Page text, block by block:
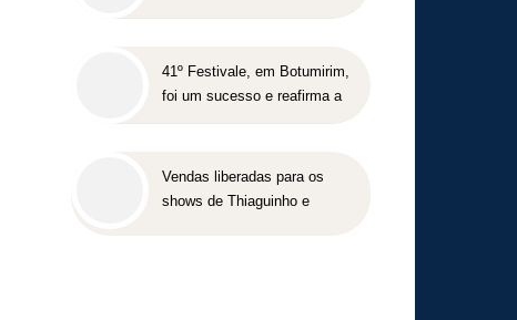
41º Festivale, em Botumirim,
foi um sucesso e reafirma a
Vendas liberadas para os
shows de Thiaguinho e